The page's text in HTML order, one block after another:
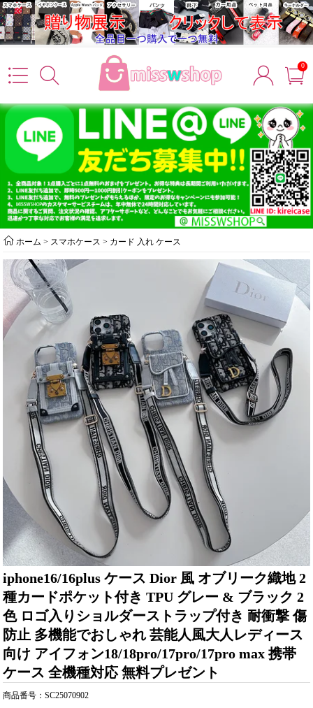
0
ホーム > スマホケース > カード 入れ ケース
iphone16/16plus ケース Dior 風 オブリーク織地 2
種カードポケット付き TPU グレー & ブラック 2
色 ロゴ入りショルダーストラップ付き 耐衝撃 傷
防止 多機能でおしゃれ 芸能人風大人レディース
向け アイフォン18/18pro/17pro/17pro max 携帯
ケース 全機種対応 無料プレゼント
商品番号：SC25070902